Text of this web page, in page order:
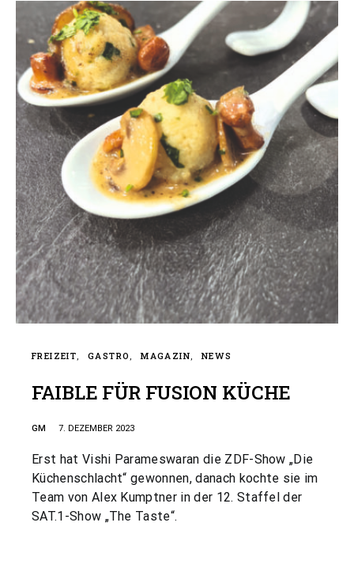
FREIZEIT GASTRO MAGAZIN NEWS
FAIBLE FÜR FUSION KÜCHE
GM 7. DEZEMBER 2023
Erst hat Vishi Parameswaran die ZDF-Show „Die
Küchenschlacht“ gewonnen, danach kochte sie im
Team von Alex Kumptner in der 12. Staffel der
SAT.1-Show „The Taste“.